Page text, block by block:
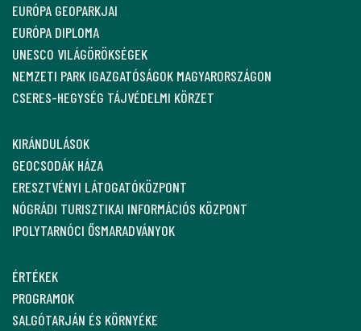
EURÓPA GEOPARKJAI
EURÓPA DIPLOMA
UNESCO VILÁGÖRÖKSÉGEK
NEMZETI PARK IGAZGATÓSÁGOK MAGYARORSZÁGON
CSERES-HEGYSÉG TÁJVÉDELMI KÖRZET
KIRÁNDULÁSOK
GEOCSODÁK HÁZA
ERESZTVÉNYI LÁTOGATÓKÖZPONT
NÓGRÁDI TURISZTIKAI INFORMÁCIÓS KÖZPONT
IPOLYTARNÓCI ŐSMARADVÁNYOK
ÉRTÉKEK
PROGRAMOK
SALGÓTARJÁN ÉS KÖRNYÉKE